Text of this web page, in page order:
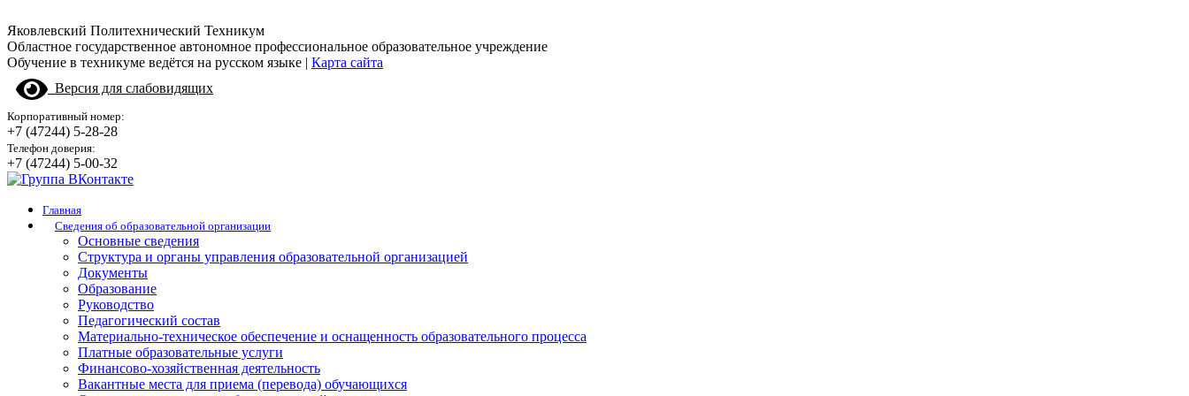
Яковлевский Политехнический Техникум
Областное государственное автономное профессиональное образовательное учреждение
Обучение в техникуме ведётся на русском языке | Карта сайта
Версия для слабовидящих
Корпоративный номер:
+7 (47244) 5-28-28
Телефон доверия:
+7 (47244) 5-00-32
Главная
Сведения об образовательной организации
Основные сведения
Структура и органы управления образовательной организацией
Документы
Образование
Руководство
Педагогический состав
Материально-техническое обеспечение и оснащенность образовательного процесса
Платные образовательные услуги
Финансово-хозяйственная деятельность
Вакантные места для приема (перевода) обучающихся